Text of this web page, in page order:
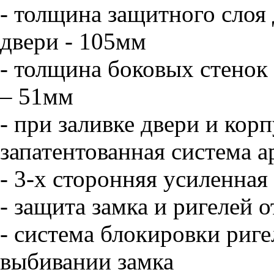
- толщина защитного
двери - 105мм
- толщина боковых
– 51мм
- при заливке двери и
запатентованная система
- 3-х сторонняя
- защита замка и ригелей
- система блокировки
выбивании замка